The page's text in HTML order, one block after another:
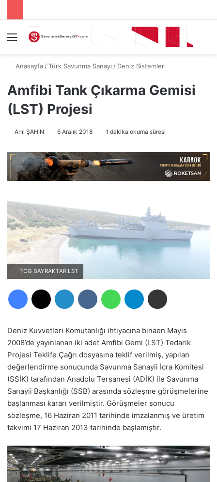
Menü
Anasayfa /Türk Savunma Sanayi / Deniz Sistemleri
Amfibi Tank Çıkarma Gemisi
(LST) Projesi
Anıl ŞAHİN 6 Aralık 2018 1 dakika okuma süresi
TCG BAYRAKTAR LST
Deniz Kuvvetleri Komutanlığı ihtiyacına binaen Mayıs
2008’de yayınlanan iki adet Amfibi Gemi (LST) Tedarik
Projesi Teklife Çağrı dosyasına teklif verilmiş, yapılan
değerlendirme sonucunda Savunma Sanayii İcra Komitesi
(SSİK) tarafından Anadolu Tersanesi (ADİK) ile Savunma
Sanayii Başkanlığı (SSB) arasında sözleşme görüşmelerine
başlanması kararı verilmiştir. Görüşmeler sonucu
sözleşme, 16 Haziran 2011 tarihinde imzalanmış ve üretim
takvimi 17 Haziran 2013 tarihinde başlamıştır.